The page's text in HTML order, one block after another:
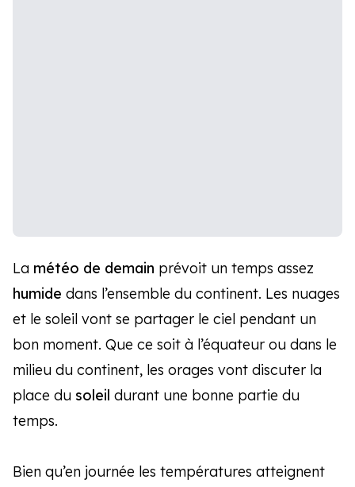
La météo de demain prévoit un temps assez
humide dans l’ensemble du continent. Les nuages
et le soleil vont se partager le ciel pendant un
bon moment. Que ce soit à l’équateur ou dans le
milieu du continent, les orages vont discuter la
place du soleil durant une bonne partie du
temps.
Bien qu’en journée les températures atteignent